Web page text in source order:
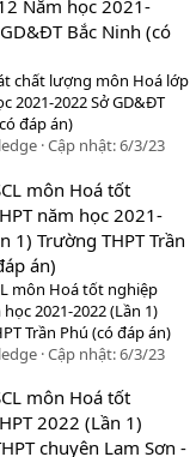
Năm học 2021-
Bắc Ninh (có
chất lượng môn Hoá lớp
2021-2022 Sở GD&ĐT
đáp án)
Cập nhật:6/3/23
môn Hoá tốt
năm học 2021-
1) Trường THPT Trần
án)
môn Hoá tốt nghiệp
2021-2022 (Lần 1)
Trần Phú (có đáp án)
Cập nhật:6/3/23
môn Hoá tốt
2022 (Lần 1)
chuyên Lam Sơn -